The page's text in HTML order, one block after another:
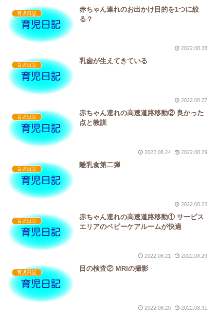
育児日記
赤ちゃん連れのお出かけ目的を1つに絞
る？
2022.08.28
育児日記
乳歯が生えてきている
2022.08.27
育児日記
赤ちゃん連れの高速道路移動② 良かった
点と教訓
2022.08.24 2022.08.29
育児日記
離乳食第二弾
2022.08.22
育児日記
赤ちゃん連れの高速道路移動① サービス
エリアのベビーケアルームが快適
2022.08.21 2022.08.29
育児日記
目の検査② MRIの撮影
2022.08.20 2022.08.31